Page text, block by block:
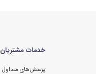
خدمات مشتریان
پرسش‌های متداول